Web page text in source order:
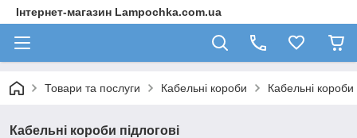
Інтернет-магазин Lampochka.com.ua
Товари та послуги Кабельні короби Кабельні короби
Кабельні короби підлогові